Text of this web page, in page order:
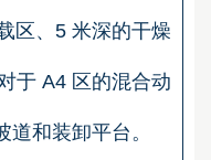
区、5 米深的干燥
于 A4 区的混合动
道和装卸平台。